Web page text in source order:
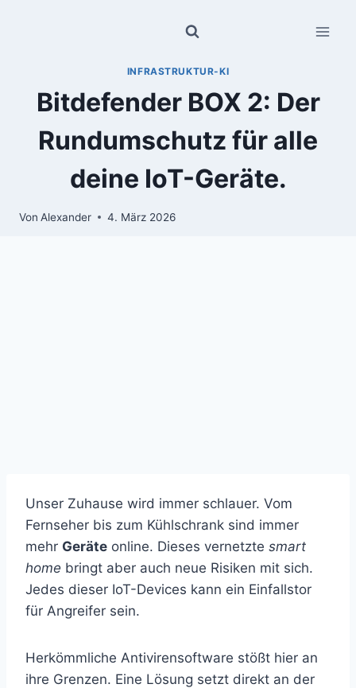
INFRASTRUKTUR-KI
Bitdefender BOX 2: Der
Rundumschutz für alle
deine IoT-Geräte.
Von Alexander 4. März 2026
Unser Zuhause wird immer schlauer. Vom
Fernseher bis zum Kühlschrank sind immer
mehr Geräte online. Dieses vernetzte smart
home bringt aber auch neue Risiken mit sich.
Jedes dieser IoT-Devices kann ein Einfallstor
für Angreifer sein.
Herkömmliche Antivirensoftware stößt hier an
ihre Grenzen. Eine Lösung setzt direkt an der